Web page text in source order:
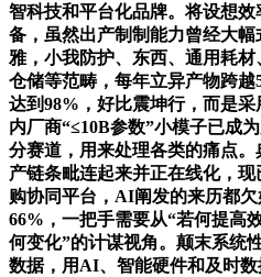
智科技和平台化品牌。将设想
备，虽然出产制制能力曾经大
雅，小我防护、东西、通用耗
仓储等范畴，每年立异产物跨
达到98%，好比震坤行，而是
内厂商“≤10B参数”小模子已成
分赛道，用来处理各类的痛点
产链条毗连起来并正在线化，
购协同平台，AI阐发的来历都
66%，一把手需要从“若何提高
何变化”的计谋视角。颠末系统
数据，用AI、智能硬件和及时